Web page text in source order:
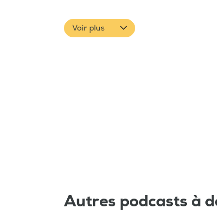
Voir plus
Autres podcasts à